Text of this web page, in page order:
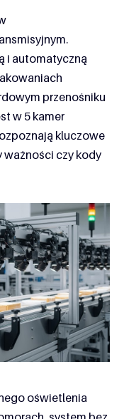
i automatyczną
przenośniku
w 5 kamer
kluczowe
ważności czy kody
oświetlenia